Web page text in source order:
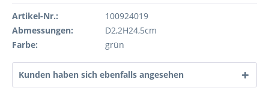
Artikel-Nr.:
100924019
Abmessungen:
D2,2H24,5cm
Farbe:
grün
Kunden haben sich ebenfalls angesehen